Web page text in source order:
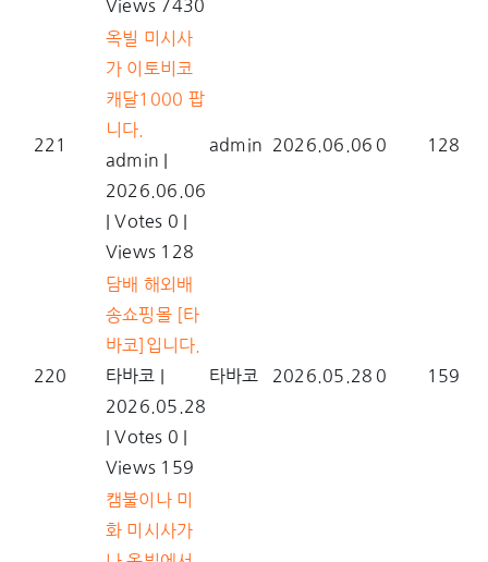
Views 7430
221
옥빌 미시사
가 이토비코
캐달1000 팝
니다.
admin
2026.06.06
Votes 0
Views 128
admin 2026.06.06 0 128
220
담배 해외배
송쇼핑몰 [타
바코]입니다.
타바코
2026.05.28
Votes 0
Views 159
타바코 2026.05.28 0 159
캠불이나 미
화 미시사가